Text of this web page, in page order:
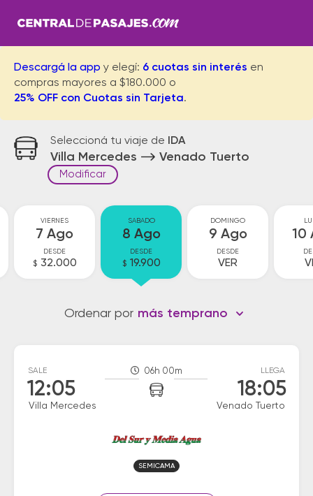
Descargá la app y elegí: 6 cuotas sin interés en
compras mayores a $180.000 o
25% OFF con Cuotas sin Tarjeta.
Seleccioná tu viaje de IDA
Villa Mercedes Venado Tuerto
Modificar
VIERNES
7 Ago
DESDE
$ 32.000
SABADO
8 Ago
DESDE
$ 19.900
DOMINGO
9 Ago
DESDE
VER
10
Ordenar por más temprano
SALE
12:05
Villa Mercedes
06h 00m LLEGA
18:05
Venado Tuerto
SEMICAMA